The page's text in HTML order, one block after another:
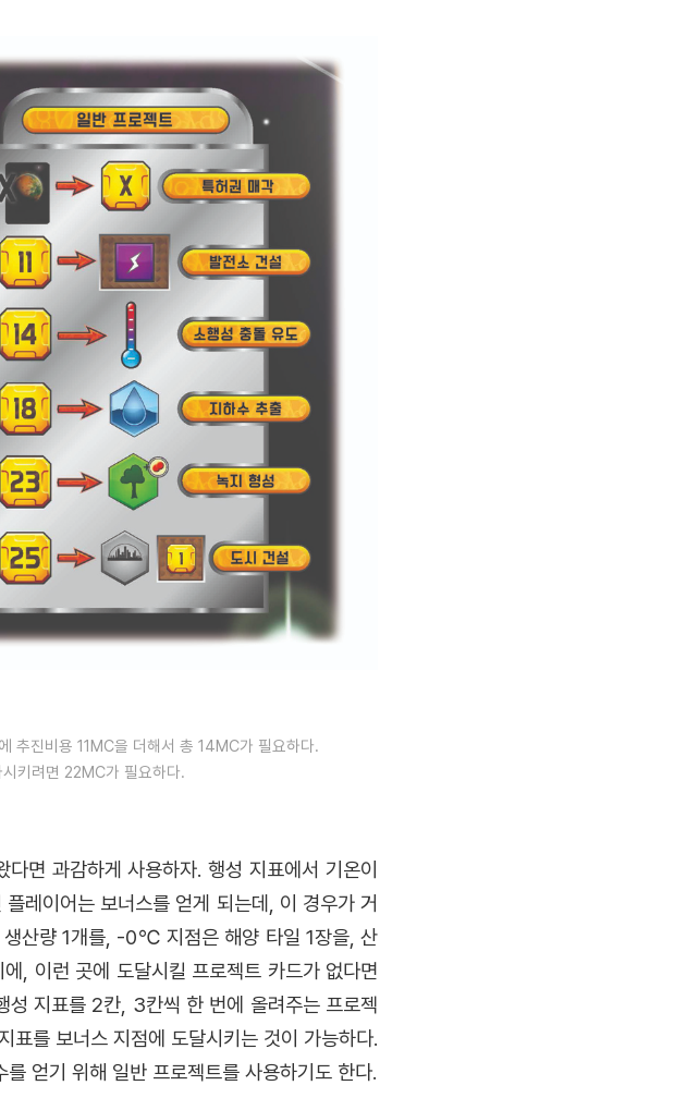
추진비용 11MC을 더해서 총 14MC가 필요하다.
키려면 22MC가 필요하다.
면 과감하게 사용하자. 행성 지표에서 기온이
이어는 보너스를 얻게 되는데, 이 경우가 거
산량 1개를, -0℃ 지점은 해양 타일 1장을, 산
, 이런 곳에 도달시킬 프로젝트 카드가 없다면
성 지표를 2칸, 3칸씩 한 번에 올려주는 프로젝
표를 보너스 지점에 도달시키는 것이 가능하다.
얻기 위해 일반 프로젝트를 사용하기도 한다.